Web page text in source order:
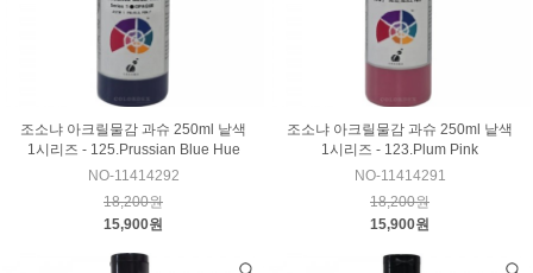
조소냐 아크릴물감 과슈 250ml 낱색
1시리즈 - 125.Prussian Blue Hue
NO-11414292
18,200원
15,900원
조소냐 아크릴물감 과슈 250ml 낱색
1시리즈 - 123.Plum Pink
NO-11414291
18,200원
15,900원